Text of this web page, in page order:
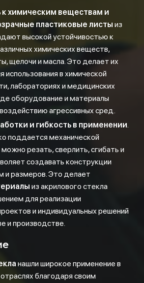
к химическим веществам и
пластиковые листы из
высокой устойчивостью к
химических веществ,
щелочи и масла. Это делает их
использования в химической
лабораториях и медицинских
оборудование и материалы
агрессивных сред.
и гибкость в применении.
поддается механической
резать, сверлить, сгибать и
создавать конструкции
и размеров. Это делает
из акрилового стекла
для реализации
и индивидуальных решений
и производстве.
нашли широкое применение в
благодаря своим